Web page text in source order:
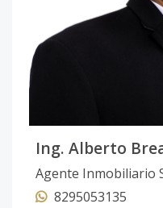
Ing. Alberto
Agente Inmobiliario
8295053135